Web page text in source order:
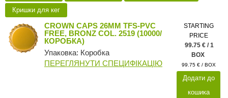
Кришки для кег
CROWN CAPS 26MM TFS-PVC
FREE, BRONZ COL. 2519 (10000/
КОРОБКА)
Упаковка: Коробка
ПЕРЕГЛЯНУТИ СПЕЦИФІКАЦІЮ
STARTING
PRICE
99.75 € / 1
BOX
99.75 € / BOX
Додати до
кошика